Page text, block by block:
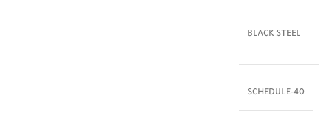
BLACK STEEL
SCHEDULE-40